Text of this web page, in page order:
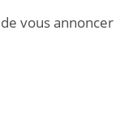
vous annoncer